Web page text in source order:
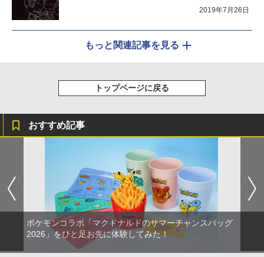
2019年7月26日
もっと関連記事を見る
トップページに戻る
おすすめ記事
ポケモンコラボ「マクドナルドのサマーチャンスバッグ
2026」をひと足お先に体験してみた！